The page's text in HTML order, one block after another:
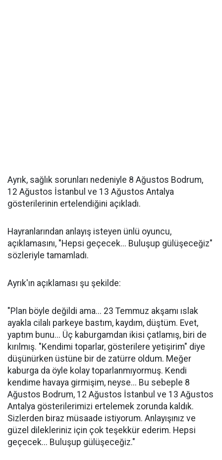
Ayrık, sağlık sorunları nedeniyle 8 Ağustos Bodrum,
12 Ağustos İstanbul ve 13 Ağustos Antalya
gösterilerinin ertelendiğini açıkladı.
Hayranlarından anlayış isteyen ünlü oyuncu,
açıklamasını, "Hepsi geçecek... Buluşup gülüşeceğiz"
sözleriyle tamamladı.
Ayrık'ın açıklaması şu şekilde:
"Plan böyle değildi ama... 23 Temmuz akşamı ıslak
ayakla cilalı parkeye bastım, kaydım, düştüm. Evet,
yaptım bunu... Üç kaburgamdan ikisi çatlamış, biri de
kırılmış. "Kendimi toparlar, gösterilere yetişirim" diye
düşünürken üstüne bir de zatürre oldum. Meğer
kaburga da öyle kolay toparlanmıyormuş. Kendi
kendime havaya girmişim, neyse... Bu sebeple 8
Ağustos Bodrum, 12 Ağustos İstanbul ve 13 Ağustos
Antalya gösterilerimizi ertelemek zorunda kaldık.
Sizlerden biraz müsaade istiyorum. Anlayışınız ve
güzel dilekleriniz için çok teşekkür ederim. Hepsi
geçecek... Buluşup gülüşeceğiz."